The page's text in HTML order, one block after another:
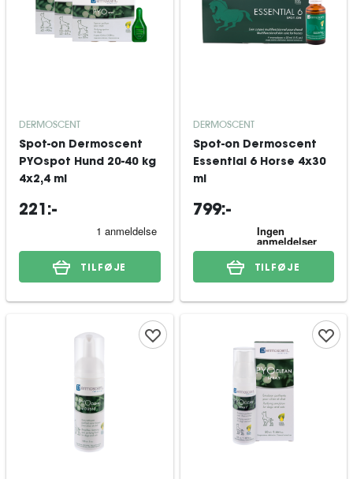
DERMOSCENT
Spot-on Dermoscent
PYOspot Hund 20-40 kg
4x2,4 ml
221:-
TILFØJE
DERMOSCENT
Spot-on Dermoscent
Essential 6 Horse 4x30
ml
799:-
TILFØJE